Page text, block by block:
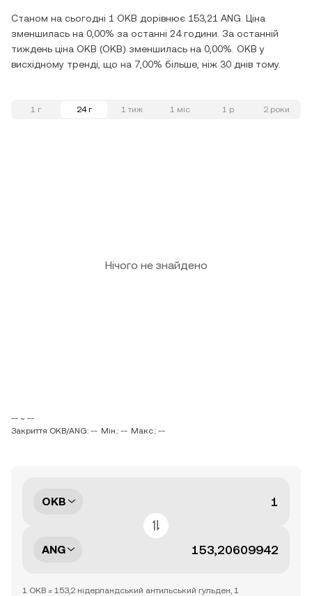
Станом на сьогодні 1 OKB дорівнює 153,21 ANG. Ціна
зменшилась на 0,00% за останні 24 години. За останній
тиждень ціна OKB (OKB) зменшилась на 0,00%. OKB у
висхідному тренді, що на 7,00% більше, ніж 30 днів тому.
1 г 24 г 1 тиж 1 міс 1 р 2 роки
Нічого не знайдено
-- ~ --
Закриття OKB/ANG: -- Мін.: -- Макс.: --
OKB
ANG
1 OKB = 153,2 нідерландський антильський гульден, 1